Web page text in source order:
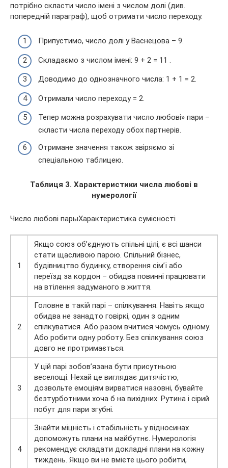
потрібно скласти число імені з числом долі (див.
попередній параграф), щоб отримати число переходу.
Припустимо, число долі у Васнецова – 9.
Складаємо з числом імені: 9 + 2 = 11 .
Доводимо до однозначного числа: 1 + 1 = 2.
Отримали число переходу = 2.
Тепер можна розрахувати число любові» пари –
скласти числа переходу обох партнерів.
Отримане значення також звіряємо зі
спеціальною таблицею.
Таблиця 3. Характеристики числа любові в
нумерології
Число любові парыХарактеристика сумісності
1
Якщо союз об’єднують спільні цілі, є всі шанси
стати щасливою парою. Спільний бізнес,
будівництво будинку, створення сім’ї або
переїзд за кордон – обидва повинні працювати
на втілення задуманого в життя.
2
Головне в такій парі – спілкування. Навіть якщо
обидва не занадто говіркі, один з одним
спілкуватися. Або разом вчитися чомусь одному.
Або робити одну роботу. Без спілкування союз
довго не протримається.
3
У цій парі зобов’язана бути присутньою
веселощі. Нехай це виглядає дитячістю,
дозвольте емоціям вирватися назовні, бувайте
безтурботними хоча б на вихідних. Рутина і сірий
побут для пари згубні.
4
Знайти міцність і стабільність у відносинах
допоможуть плани на майбутнє. Нумерологія
рекомендує складати докладні плани на кожну
тиждень. Якщо ви не вмієте цього робити,